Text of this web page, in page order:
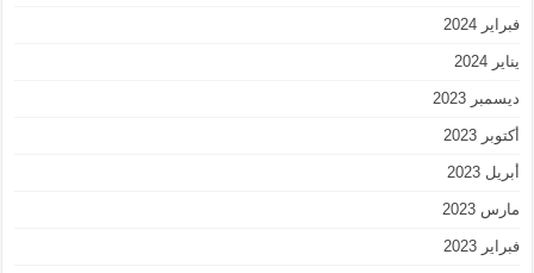
فبراير 2024
يناير 2024
ديسمبر 2023
أكتوبر 2023
أبريل 2023
مارس 2023
فبراير 2023